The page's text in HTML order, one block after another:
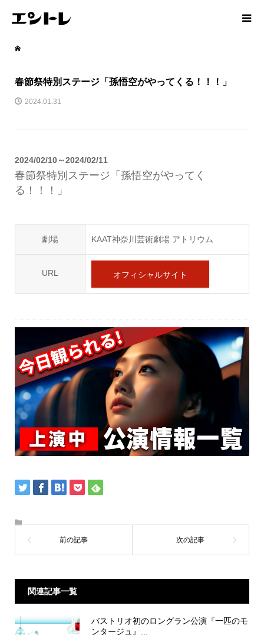
春節祭特別ステージ「孫悟空がやってくる！！！」
2024.01.31
2024/02/10～2024/02/11
春節祭特別ステージ「孫悟空がやってく
る！！！」
劇場 KAAT神奈川芸術劇場 アトリウム
URL オフィシャルサイト
関連記事一覧
バストリオ初のロングラン公演『一匹のモ
ンタージュ』...